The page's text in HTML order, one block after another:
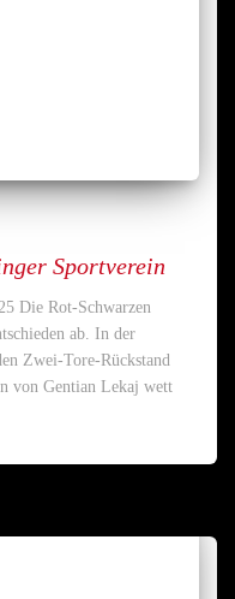
Sportverein
Die Rot-Schwarzen
ab. In der
Zwei-Tore-Rückstand
von Gentian Lekaj wett